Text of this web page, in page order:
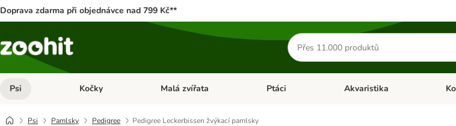
Doprava zdarma při objednávce nad 799 Kč**
Hledat
produkty
Psi Otevřít menu: Psi
Kočky Otevřít menu: Kočky
Malá zvířata Otevřít menu: Malá zvířata
Ptáci Otevřít menu: Ptáci
Akvaristika
Psi Pamlsky Pedigree Pedigree Leckerbissen žvýkací pamlsky